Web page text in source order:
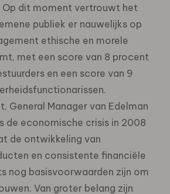
Op dit moment vertrouwt het
publiek er nauwelijks op
ethische en morele
met een score van 8 procent
en een score van 9
General Manager van Edelman
de economische crisis in 2008
de ontwikkeling van
en consistente financiële
nog basisvoorwaarden zijn om
Van groter belang zijn